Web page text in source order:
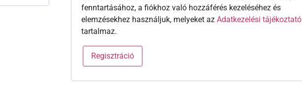
fenntartásához, a fiókhoz való hozzáférés kezeléséhez és
elemzésekhez használjuk, melyeket azAdatkezelési tájékoztató
tartalmaz.
Regisztráció